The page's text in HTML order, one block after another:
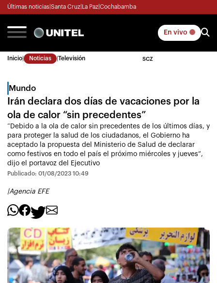
Últimas noticias Santa Cruz La Paz Cochabamba
En vivo
Inicio Noticias Televisión SCZ
Mundo
Irán declara dos días de vacaciones por la
ola de calor “sin precedentes”
“Debido a la ola de calor sin precedentes de los últimos días, y
para proteger la salud de los ciudadanos, el Gobierno ha
aceptado la propuesta del Ministerio de Salud de declarar
como festivos en todo el país el próximo miércoles y jueves”,
dijo el portavoz del Ejecutivo
Publicado: 01/08/2023 10:49
|Agencia EFE